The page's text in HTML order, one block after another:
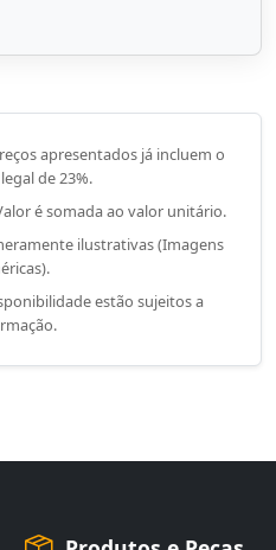
apresentados já incluem o
de 23%.
é somada ao valor unitário.
ilustrativas (Imagens
estão sujeitos a